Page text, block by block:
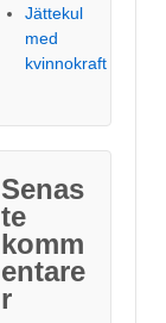
Jättekul
med
kvinnokraft
Senas
te
komm
entare
r